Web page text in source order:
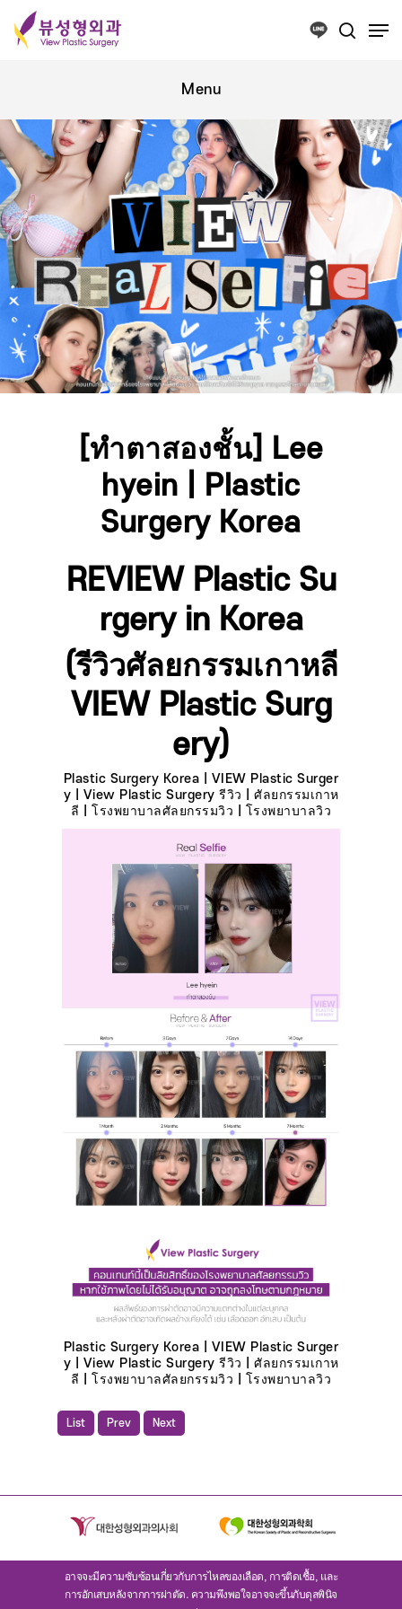
[ทำตาสองชั้น] Lee
hyein | Plastic
Surgery Korea
REVIEW Plastic Su
rgery in Korea
(รีวิวศัลยกรรมเกาหลี
VIEW Plastic Surg
ery)
Plastic Surgery Korea | VIEW Plastic Surger
y | View Plastic Surgery รีวิว | ศัลยกรรมเกาห
ลี | โรงพยาบาลศัลยกรรมวิว | โรงพยาบาลวิว
Plastic Surgery Korea | VIEW Plastic Surger
y | View Plastic Surgery รีวิว | ศัลยกรรมเกาห
ลี | โรงพยาบาลศัลยกรรมวิว | โรงพยาบาลวิว
List Prev Next
อาจจะมีความซับซ้อนเกี่ยวกับการไหลของเลือด, การติดเชื้อ, และ
การอักเสบหลังจากการผ่าตัด. ความพึงพอใจอาจจะขึ้นกับดุลพินิจ